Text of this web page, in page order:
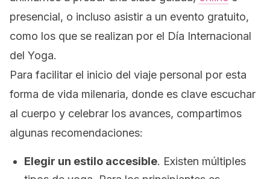
presencial, o incluso asistir a un evento gratuito,
como los que se realizan por el Día Internacional
del Yoga.
Para facilitar el inicio del viaje personal por esta
forma de vida milenaria, donde es clave escuchar
al cuerpo y celebrar los avances, compartimos
algunas recomendaciones:
Elegir un estilo accesible. Existen múltiples